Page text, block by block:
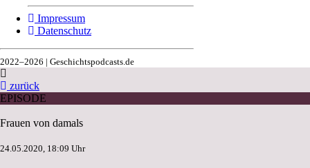
Impressum
Datenschutz
2022–2026 | Geschichtspodcasts.de
zurück
EPISODE
Frauen von damals
24.05.2020, 18:09 Uhr